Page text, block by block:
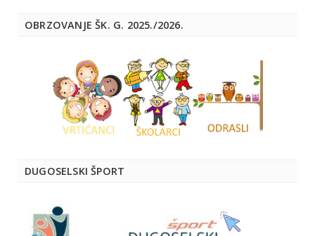
OBRZOVANJE ŠK. G. 2025./2026.
DUGOSELSKI ŠPORT